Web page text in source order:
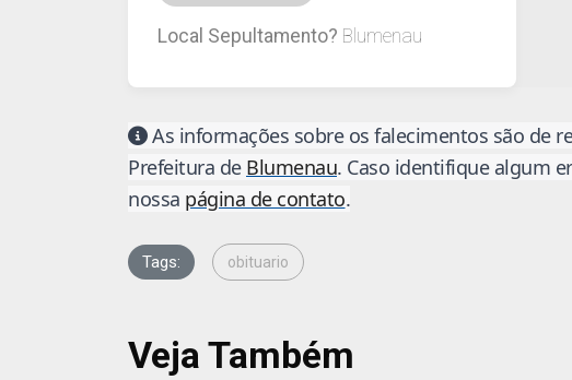
Local Sepultamento? Blumenau
As informações sobre os falecimentos são de
Prefeitura de Blumenau. Caso identifique algum
nossa página de contato.
Tags: obituario
Veja Também